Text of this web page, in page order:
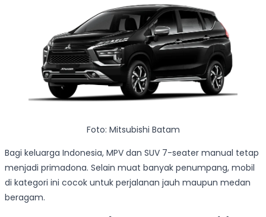
Foto: Mitsubishi Batam
Bagi keluarga Indonesia, MPV dan SUV 7-seater manual tetap
menjadi primadona. Selain muat banyak penumpang, mobil
di kategori ini cocok untuk perjalanan jauh maupun medan
beragam.